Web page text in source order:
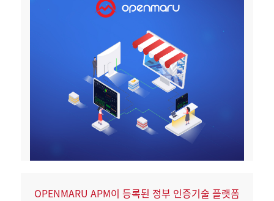
OPENMARU APM이 등록된 정부 인증기술 플랫폼